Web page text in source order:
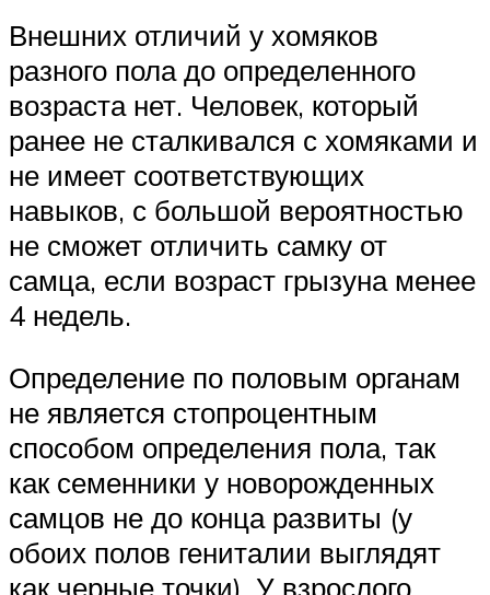
Внешних отличий у хомяков
разного пола до определенного
возраста нет. Человек, который
ранее не сталкивался с хомяками и
не имеет соответствующих
навыков, с большой вероятностью
не сможет отличить самку от
самца, если возраст грызуна менее
4 недель.
Определение по половым органам
не является стопроцентным
способом определения пола, так
как семенники у новорожденных
самцов не до конца развиты (у
обоих полов гениталии выглядят
как черные точки). У взрослого